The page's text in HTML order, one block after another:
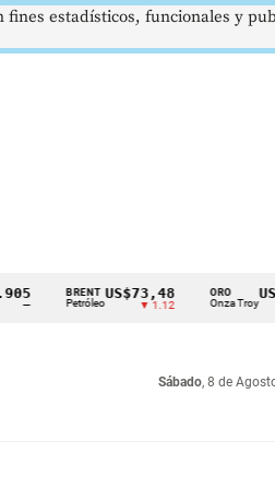
BRENT
Petróleo
US$73,48
▼ 1.12 Onza Troy
Sábado, 8 de
estadísticos, funcionales y